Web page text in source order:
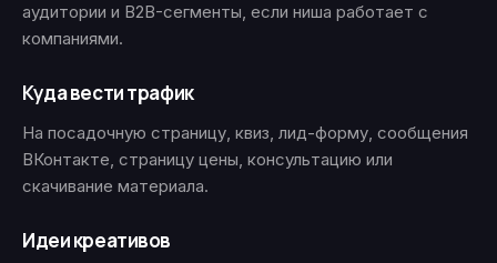
аудитории и B2B-сегменты, если ниша работает с
компаниями.
Куда вести трафик
На посадочную страницу, квиз, лид-форму, сообщения
ВКонтакте, страницу цены, консультацию или
скачивание материала.
Идеи креативов